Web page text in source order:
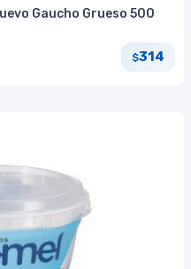
Gaucho Grueso 500
$314